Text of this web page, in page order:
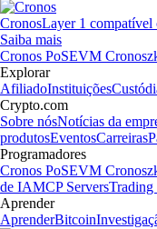
CronosLayer 1
Saiba mais
Cronos PoSEVM Cronos
Explorar
AfiliadoInstituições
Crypto.com
Sobre nósNotícias da
produtosEventosCarreiras
Programadores
Cronos PoSEVM Cronos
de IAMCP Servers
Aprender
AprenderBitcoin